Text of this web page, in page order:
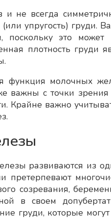
не всегда
упругость) груди.
это может
плотность груди
функция молочных
с точки зрения
Крайне важно
развиваются из
претерпевают
созревания,
в своем
груди, которые
в общении,
вопросы, даёт